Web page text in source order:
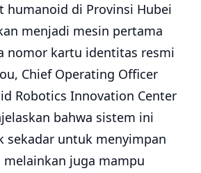
humanoid di Provinsi Hubei
menjadi mesin pertama
nomor kartu identitas resmi
Chief Operating Officer
Robotics Innovation Center
bahwa sistem ini
sekadar untuk menyimpan
juga mampu